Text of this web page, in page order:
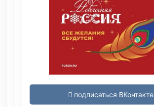
подписаться ВКонтакте